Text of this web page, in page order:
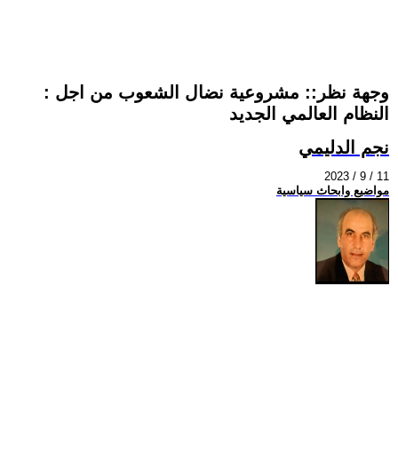
: وجهة نظر:: مشروعية نضال الشعوب من اجل
النظام العالمي الجديد
نجم الدليمي
2023 / 9 / 11
مواضيع وابحاث سياسية